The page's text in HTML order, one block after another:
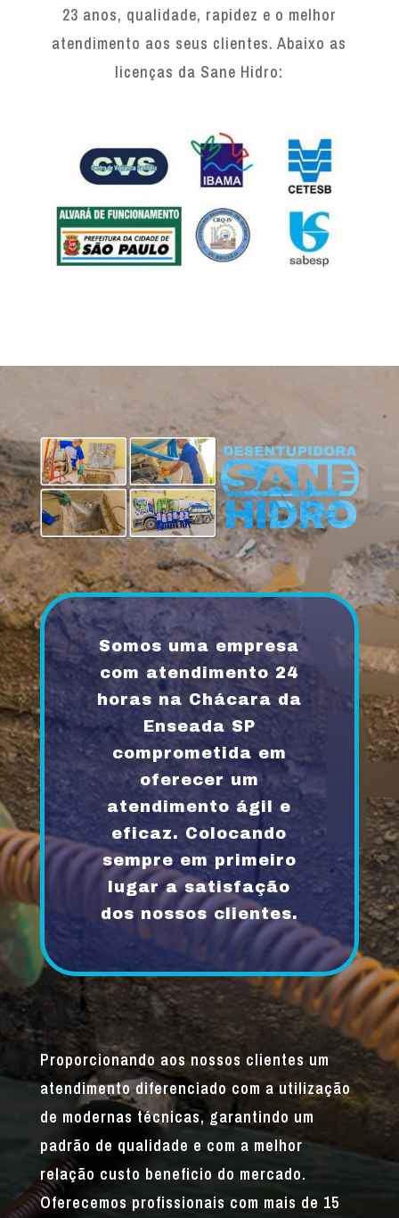
23 anos, qualidade, rapidez e o melhor
atendimento aos seus clientes. Abaixo as
licenças da Sane Hidro:
Somos uma empresa
com atendimento 24
horas na Chácara da
Enseada SP
comprometida em
oferecer um
atendimento ágil e
eficaz. Colocando
sempre em primeiro
lugar a satisfação
dos nossos clientes.
Proporcionando aos nossos clientes um
atendimento diferenciado com a utilização
de modernas técnicas, garantindo um
padrão de qualidade e com a melhor
relação custo beneficio do mercado.
Oferecemos profissionais com mais de 15